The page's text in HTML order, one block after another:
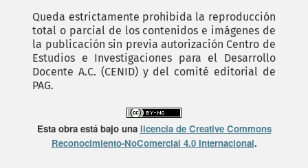
Queda estrictamente prohibida la reproducción
total o parcial de los contenidos e imágenes de
la publicación sin previa autorización Centro de
Estudios e Investigaciones para el Desarrollo
Docente A.C. (CENID) y del comité editorial de
PAG.
Esta obra está bajo una licencia de Creative Commons
Reconocimiento-NoComercial 4.0 Internacional.